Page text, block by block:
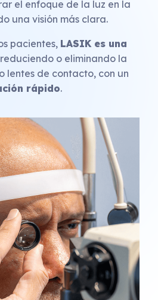
el enfoque de la luz en la
una visión más clara.
pacientes, LASIK es una
o eliminando la
lentes de contacto, con un
rápido.